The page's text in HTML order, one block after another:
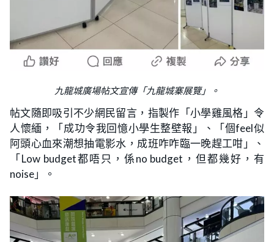
九龍城廣場帖文宣傳「九龍城寨展覽」。
帖文隨即吸引不少網民留言，指製作「小學雞風格」令
人懷緬，「成功令我回憶小學生整壁報」、「個feel似
阿頭心血來潮想抽電影水，成班咋咋臨一晚趕工咁」、
「Low budget都唔只，係no budget，但都幾好，有
noise」。